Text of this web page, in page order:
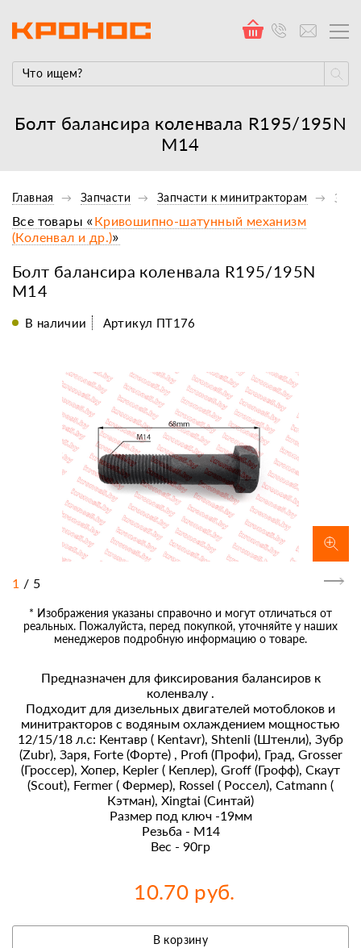
Болт балансира коленвала R195/195N
М14
Главная Запчасти Запчасти к минитракторам
Болт балансира коленвала R195/195N
М14
Все товары «Кривошипно-шатунный механизм
(Коленвал и др.)»
В наличии Артикул ПТ176
1 / 5
* Изображения указаны справочно и могут отличаться от
реальных. Пожалуйста, перед покупкой, уточняйте у наших
менеджеров подробную информацию о товаре.
Предназначен для фиксирования балансиров к
коленвалу .
Подходит для дизельных двигателей мотоблоков и
минитракторов с водяным охлаждением мощностью
12/15/18 л.с: Кентавр ( Kentavr), Shtenli (Штенли), Зубр
(Zubr), Заря, Forte (Форте) , Profi (Профи), Град, Grosser
(Гроссер), Хопер, Kepler ( Кеплер), Groff (Грофф), Скаут
(Scout), Fermer ( Фермер), Rossel ( Россел), Catmann (
Кэтман), Xingtai (Синтай)
Размер под ключ -19мм
Резьба - М14
Вес - 90гр
10.70 руб.
В корзину